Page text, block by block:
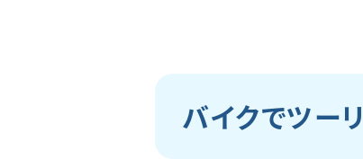
バイクでツー